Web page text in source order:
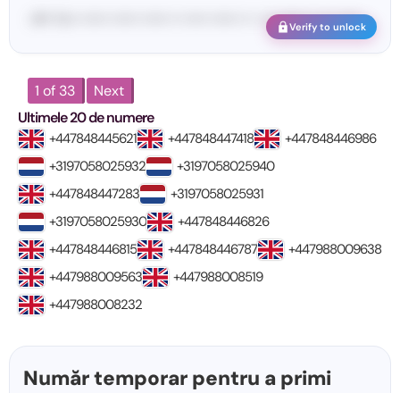
<#• Yo•• •••••• •••••• •••••• •• ••••• •••••• •• • ••• •••••• •• ••• ••••• ...
Verify to unlock
1 of 33
Next
Ultimele 20 de numere
+447848445621 +447848447418
+447848446986
+3197058025932
+3197058025940
+447848447283
+3197058025931
+3197058025930
+447848446826
+447848446815
+447848446787
+447988009638
+447988009563
+447988008519
+447988008232
Număr temporar pentru a primi